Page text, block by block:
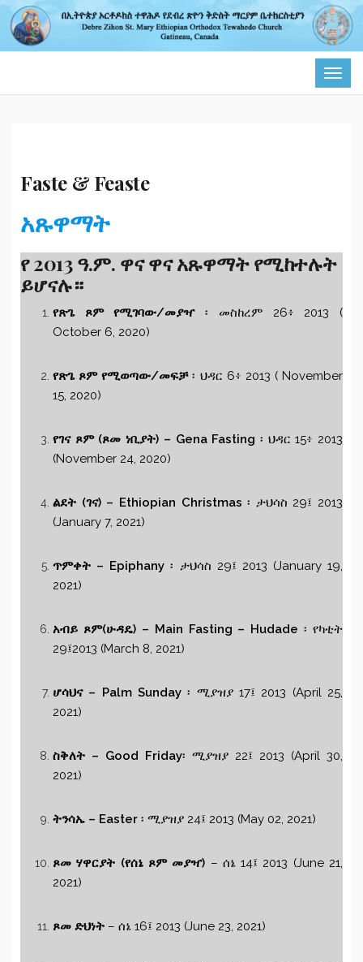
Faste & Feaste
አጹዋማት
የ 2013 ዓ.ም. ዋና ዋና አጹዋማት የሚከተሉት
ይሆናሉ።
የጽጌ ጾም የሚገባው/መያዣ፡ መስከረም 26፥ 2013 (
October 6, 2020)
የጽጌ ጾም የሚወጣው/መፍቻ፡ ህዳር 6፥ 2013 ( November
15, 2020)
የገና ጾም (ጾመ ነቢያት) – Gena Fasting ፡ ህዳር 15፥ 2013
(November 24, 2020)
ልደት (ገና) – Ethiopian Christmas ፡ ታህሳስ 29፤ 2013
(January 7, 2021)
ጥምቀት – Epiphany ፡ ታህሳስ 29፤ 2013 (January 19,
2021)
አብይ ጾም(ሁዳዴ) – Main Fasting – Hudade ፡ የካቲት
29፤2013 (March 8, 2021)
ሆሳህና – Palm Sunday ፡ ሚያዝያ 17፤ 2013 (April 25,
2021)
ስቅለት – Good Friday፡ ሚያዝያ 22፤ 2013 (April 30,
2021)
ትንሳኤ – Easter ፡ ሚያዝያ 24፤ 2013 (May 02, 2021)
ጾመ ሃዋርያት (የሰኔ ጾም መያዣ) – ሰኔ 14፤ 2013 (June 21,
2021)
ጾመ ድህነት – ሰኔ 16፤ 2013 (June 23, 2021)